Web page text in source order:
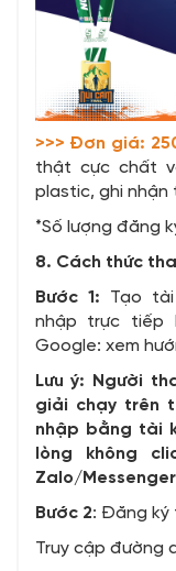
>>> Đơn giá:
thật cực chất
plastic, ghi
*Số lượng đăng
8. Cách thức
Bước 1: Tạo
nhập trực tiếp
Google: xem
Lưu ý: Người
giải chạy trên
nhập bằng tài
lòng không
Zalo/
Bước 2: Đăng ký
Truy cập đường